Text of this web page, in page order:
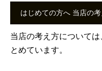
はじめての方へ 当店の
当店の考え方については
とめています。